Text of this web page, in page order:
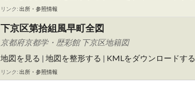
リンク: 出所・参照情報
下京区第拾組風早町全図
京都府京都学・歴彩館 下京区地籍図
地図を見る | 地図を整形する | KMLをダウンロードする
リンク: 出所・参照情報